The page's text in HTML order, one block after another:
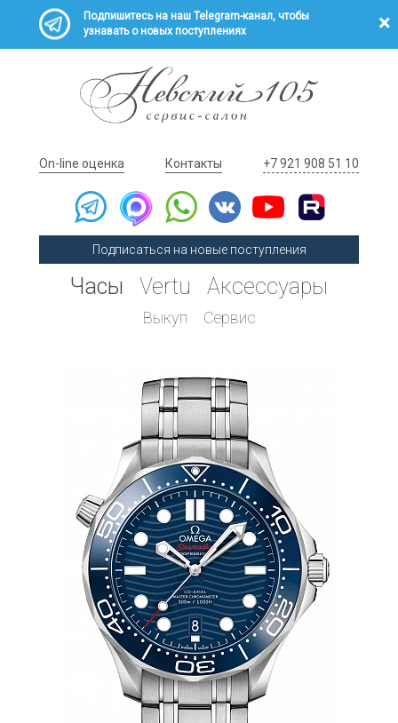
Подпишитесь на наш Telegram-канал, чтобы
узнавать о новых поступлениях
On-line оценка Контакты +7 921 908 51 10
Подписаться на новые поступления
Часы Vertu Аксессуары
Выкуп Сервис